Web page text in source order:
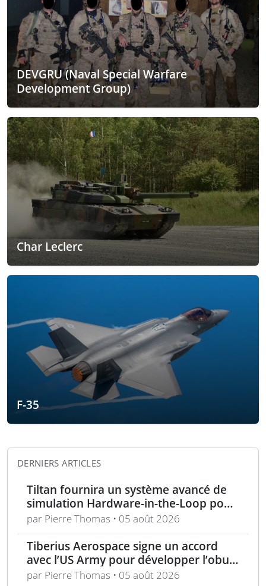
DEVGRU (Naval Special Warfare
Development Group)
Char Leclerc
F-35
DERNIERS ARTICLES
Tiltan fournira un système avancé de
simulation Hardware-in-the-Loop pour
un programme électro-optique IR
unique
par Pierre Thomas • 05 août 2026
Tiberius Aerospace signe un accord
avec l’US Army pour développer l’obus
d’artillerie guidée Sceptre
par Pierre Thomas • 05 août 2026